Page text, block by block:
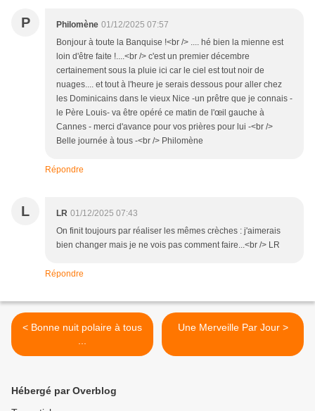
P Philomène 01/12/2025 07:57
Bonjour à toute la Banquise !<br /> .... hé bien la mienne est
loin d'être faite !....<br /> c'est un premier décembre
certainement sous la pluie ici car le ciel est tout noir de
nuages.... et tout à l'heure je serais dessous pour aller chez
les Dominicains dans le vieux Nice -un prêtre que je connais -
le Père Louis- va être opéré ce matin de l'œil gauche à
Cannes - merci d'avance pour vos prières pour lui -<br />
Belle journée à tous -<br /> Philomène
Répondre
L LR 01/12/2025 07:43
On finit toujours par réaliser les mêmes crèches : j'aimerais
bien changer mais je ne vois pas comment faire...<br /> LR
Répondre
< Bonne nuit polaire à tous
Une Merveille Par Jour >
Hébergé par Overblog